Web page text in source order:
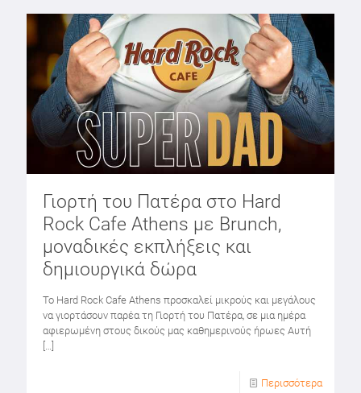
Γιορτή του Πατέρα στο Hard
Rock Cafe Athens με Brunch,
μοναδικές εκπλήξεις και
δημιουργικά δώρα
Το Hard Rock Cafe Athens προσκαλεί μικρούς και μεγάλους
να γιορτάσουν παρέα τη Γιορτή του Πατέρα, σε μια ημέρα
αφιερωμένη στους δικούς μας καθημερινούς ήρωες Αυτή
[…]
Περισσότερα